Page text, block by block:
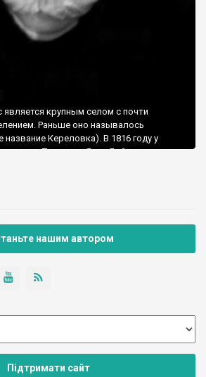
крупным селом с почти
Раньше оно называлось
название Кереловка). В 1816 году у
Тетерюка Яким Бойко купил для
нашим автором
Підтримати сайт